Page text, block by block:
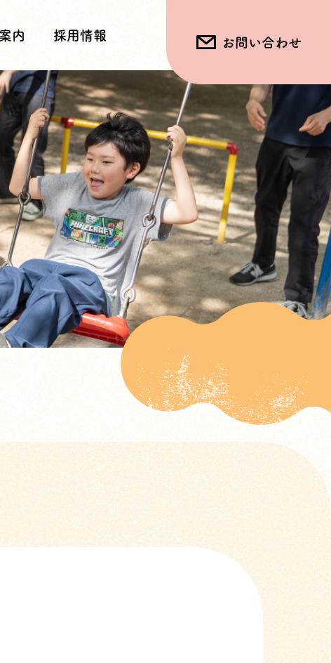
内 採用情報
お問い合わせ